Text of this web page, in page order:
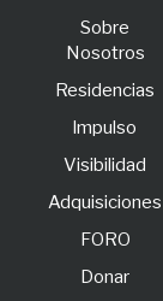
Sobre
Nosotros
Residencias
lmpulso
Visibilidad
Adquisiciones
FORO
Donar